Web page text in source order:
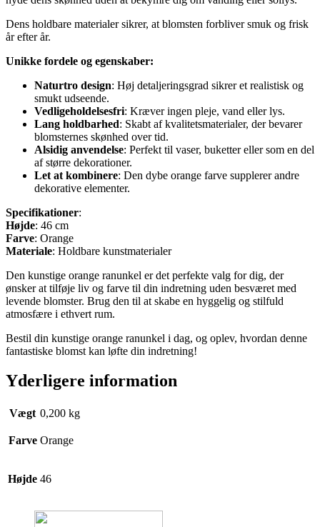
Dens holdbare materialer sikrer, at blomsten forbliver smuk og frisk
år efter år.
Unikke fordele og egenskaber:
Naturtro design: Høj detaljeringsgrad sikrer et realistisk og
smukt udseende.
Vedligeholdelsesfri: Kræver ingen pleje, vand eller lys.
Lang holdbarhed: Skabt af kvalitetsmaterialer, der bevarer
blomsternes skønhed over tid.
Alsidig anvendelse: Perfekt til vaser, buketter eller som en del
af større dekorationer.
Let at kombinere: Den dybe orange farve supplerer andre
dekorative elementer.
Specifikationer:
Højde: 46 cm
Farve: Orange
Materiale: Holdbare kunstmaterialer
Den kunstige orange ranunkel er det perfekte valg for dig, der
ønsker at tilføje liv og farve til din indretning uden besværet med
levende blomster. Brug den til at skabe en hyggelig og stilfuld
atmosfære i ethvert rum.
Bestil din kunstige orange ranunkel i dag, og oplev, hvordan denne
fantastiske blomst kan løfte din indretning!
Yderligere information
Vægt 0,200 kg
Farve Orange
Højde 46